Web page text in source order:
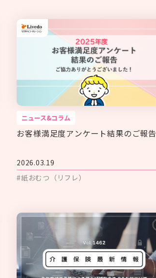
ニュース&コラム
お客様満足度アンケート結果のご報告
2026.03.19
#紙おむつ（リフレ）